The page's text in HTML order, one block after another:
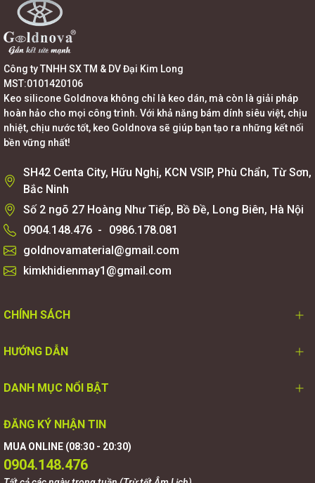
Công ty TNHH SX TM & DV Đại Kim Long
MST:0101420106
Keo silicone Goldnova không chỉ là keo dán, mà còn là giải pháp
hoàn hảo cho mọi công trình. Với khả năng bám dính siêu việt, chịu
nhiệt, chịu nước tốt, keo Goldnova sẽ giúp bạn tạo ra những kết nối
bền vững nhất!
SH42 Centa City, Hữu Nghị, KCN VSIP, Phù Chẩn, Từ Sơn,
Bắc Ninh
Số 2 ngõ 27 Hoàng Như Tiếp, Bồ Đề, Long Biên, Hà Nội
0904.148.476 -
0986.178.081
goldnovamaterial@gmail.com
kimkhidienmay1@gmail.com
CHÍNH SÁCH
HƯỚNG DẪN
DANH MỤC NỔI BẬT
ĐĂNG KÝ NHẬN TIN
MUA ONLINE (08:30 - 20:30)
0904.148.476